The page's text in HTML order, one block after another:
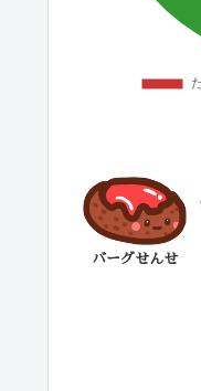
バーグせんせ